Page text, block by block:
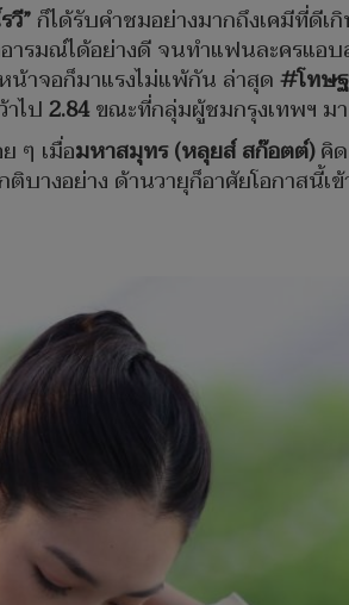
”ก็ได้รับคำชมอย่างมากถึงเคมีที่ดี
รมณ์ได้อย่างดี จนทำแฟนละครแอ
น้าจอก็มาแรงไม่แพ้กัน ล่าสุด#โทษ
ไป2.84ขณะที่กลุ่มผู้ชมกรุงเทพฯ ม
ๆ เมื่อมหาสมุทร (หลุยส์ สก๊อตต์)คิด
บางอย่าง ด้านวายุก็อาศัยโอกาสนี้เ